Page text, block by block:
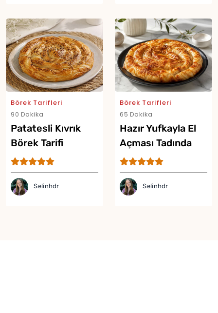
Börek Tarifleri
90 Dakika
Patatesli Kıvrık
Börek Tarifi
Selinhdr
Börek Tarifleri
65 Dakika
Hazır Yufkayla El
Açması Tadında
Çıtır Börek Tarifi
Selinhdr